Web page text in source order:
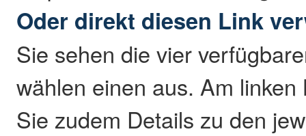
Oder direkt diesen Link
Sie sehen die vier
wählen einen aus. Am
Sie zudem Details zu den